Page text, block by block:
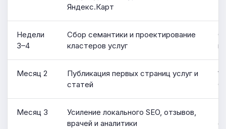
Яндекс.Карт
Недели
3–4
Сбор семантики и проектирование
кластеров услуг
Месяц 2
Публикация первых страниц услуг и
статей
Месяц 3
Усиление локального SEO, отзывов,
врачей и аналитики